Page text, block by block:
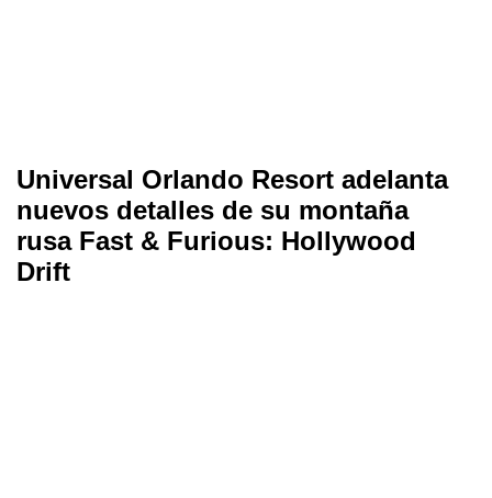
Universal Orlando Resort adelanta
nuevos detalles de su montaña
rusa Fast & Furious: Hollywood
Drift